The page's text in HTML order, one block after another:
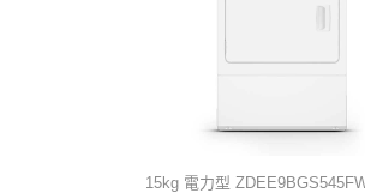
15kg 電力型